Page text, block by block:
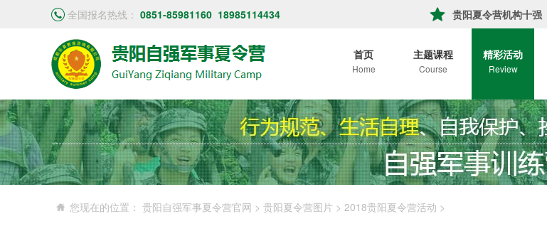
全国报名热线： 0851-85981160 18985114434 贵阳夏令营机构十强
首页
Home
主题课程
Course
精彩活动
Review
您现在的位置： 贵阳自强军事夏令营官网 > 贵阳夏令营图片 > 2018贵阳夏令营活动 >